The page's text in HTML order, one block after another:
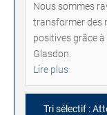
Nous sommes
transformer des
positives grâce
Glasdon.
Lire plus
Tri sélectif :